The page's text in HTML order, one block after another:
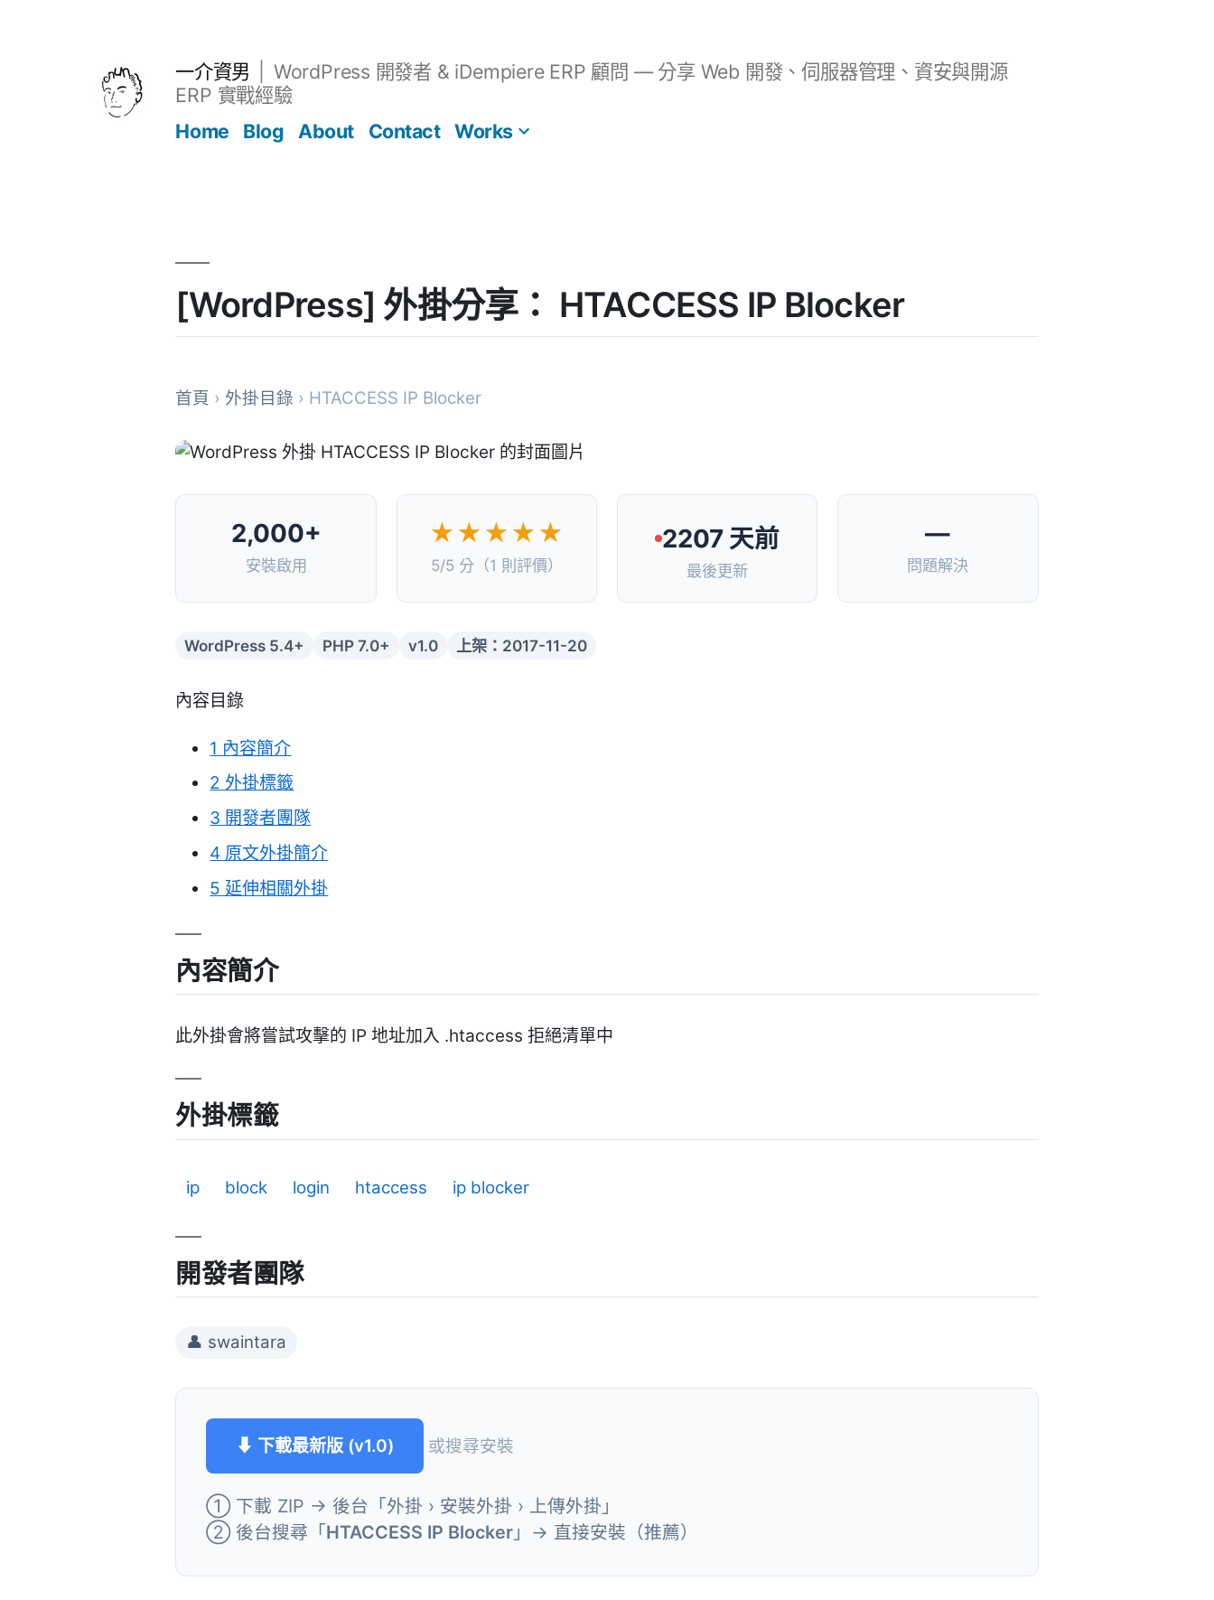
一介資男
WordPress 開發者 & iDempiere ERP 顧問 — 分享 Web 開發、伺服器管理、資安與開源
ERP 實戰經驗
Home
Blog About Contact Works
[WordPress] 外掛分享： HTACCESS IP Blocker
首頁 › 外掛目錄 › HTACCESS IP Blocker
2,000+
安裝啟用
★★★★★
5/5 分（1 則評價）
2207 天前
最後更新
—
問題解決
WordPress 5.4+ PHP 7.0+ v1.0 上架：2017-11-20
內容目錄
1 內容簡介
2 外掛標籤
3 開發者團隊
4 原文外掛簡介
5 延伸相關外掛
內容簡介
此外掛會將嘗試攻擊的 IP 地址加入 .htaccess 拒絕清單中
外掛標籤
ip block login htaccess ip blocker
開發者團隊
👤 swaintara
⬇ 下載最新版 (v1.0) 或搜尋安裝
① 下載 ZIP → 後台「外掛 › 安裝外掛 › 上傳外掛」
② 後台搜尋「HTACCESS IP Blocker 」→ 直接安裝（推薦）